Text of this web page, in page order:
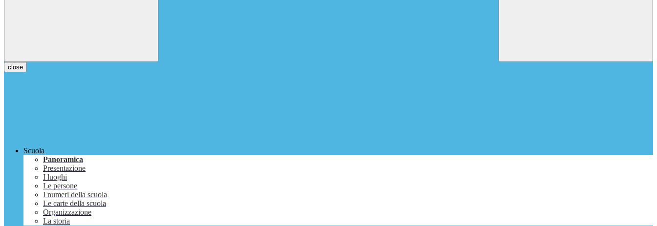
close
Scuola
Panoramica
Presentazione
I luoghi
Le persone
I numeri della scuola
Le carte della scuola
Organizzazione
La storia